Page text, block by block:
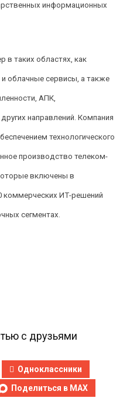
информационных
в таких областях, как
облачные сервисы, а также
АПК,
направлений. Компания
технологического
производство телеком-
включены в
коммерческих ИТ-решений
сегментах.
с друзьями
Одноклассники
Поделиться в MAX